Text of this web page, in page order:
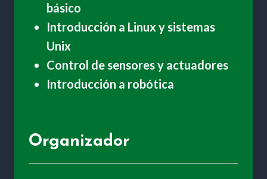
básico
Introducción a Linux y sistemas
Unix
Control de sensores y actuadores
Introducción a robótica
Organizador